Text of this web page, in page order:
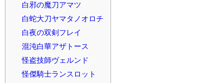
白邪の魔刀アマツ
白蛇大刀ヤマタノオロチ
白夜の双剣フレイ
混沌白華アザトース
怪盗技師ヴェルンド
怪傑騎士ランスロット